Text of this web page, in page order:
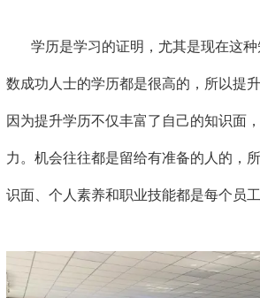
学历是学习的证明，尤其是现在这
数成功人士的学历都是很高的，所以提
因为提升学历不仅丰富了自己的知识面
力。机会往往都是留给有准备的人的，
识面、个人素养和职业技能都是每个员